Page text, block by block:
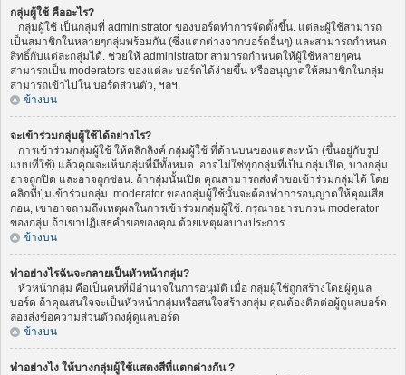
กลุ่มผู้ใช้ คืออะไร?
กลุ่มผู้ใช้ เป็นกลุ่มที่ administrator ของบอร์ดทำการจัดตั้งขึ้น. แต่ละผู้ใช้สามารถ
เป็นสมาชิกในหลายๆกลุ่มพร้อมกัน (ซึ่งแตกต่างจากบอร์ดอื่นๆ) และสามารถกำหนด
สิทธิ์กับแต่ละกลุ่มได้. ช่วยให้ administrator สามารถกำหนดให้ผู้ใช้หลายๆคน
สามารถเป็น moderators ของแต่ละ บอร์ดได้ง่ายขึ้น หรืออนุญาตให้สมาชิกในกลุ่ม
สามารถเข้าไปใน บอร์ดส่วนตัว, ฯลฯ.
ข้างบน
จะเข้าร่วมกลุ่มผู้ใช้ได้อย่างไร?
การเข้าร่วมกลุ่มผู้ใช้ ให้คลิกลิงค์ กลุ่มผู้ใช้ ที่ด้านบนของแต่ละหน้า (ขึ้นอยู่กับรูป
แบบที่ใช้) แล้วคุณจะเห็นกลุ่มที่มีทั้งหมด. อาจไม่ใช่ทุกกลุ่มที่เป็น กลุ่มเปิด, บางกลุ่ม
อาจถูกปิด และอาจถูกซ่อน. ถ้ากลุ่มนั้นเปิด คุณสามารถส่งคำขอเข้าร่วมกลุ่มได้ โดย
คลิกที่ปุ่มเข้าร่วมกลุ่ม. moderator ของกลุ่มผู้ใช้นั้นจะต้องทำการอนุญาตให้คุณเสีย
ก่อน, เขาอาจถามถึงเหตุผลในการเข้าร่วมกลุ่มผู้ใช้. กรุณาอย่ารบกวน moderator
ของกลุ่ม ถ้าเขาปฏิเสธคำขอของคุณ ด้วยเหตุผลบางประการ.
ข้างบน
ทำอย่างไรฉันจะกลายเป็นหัวหน้ากลุ่ม?
หัวหน้ากลุ่ม คือเป็นคนที่มีอำนาจในการอนุมัติ เมื่อ กลุ่มผู้ใช้ถูกสร้างโดยผู้ดูแล
บอร์ด ถ้าคุณสนใจจะเป็นหัวหน้ากลุ่มหรือสนใจสร้างกลุ่ม คุณต้องติดต่อผู้ดูแลบอร์ด
ลองส่งข้อความส่วนตัวถงผู้ดูแลบอร์ด
ข้างบน
ทำอย่างไง ให้บางกลุ่มผู้ใช้แสดงสีที่แตกต่างกัน ?